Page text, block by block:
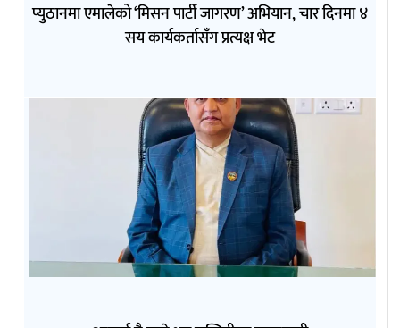
प्युठानमा एमालेको ‘मिसन पार्टी जागरण’ अभियान, चार दिनमा ४
सय कार्यकर्तासँग प्रत्यक्ष भेट